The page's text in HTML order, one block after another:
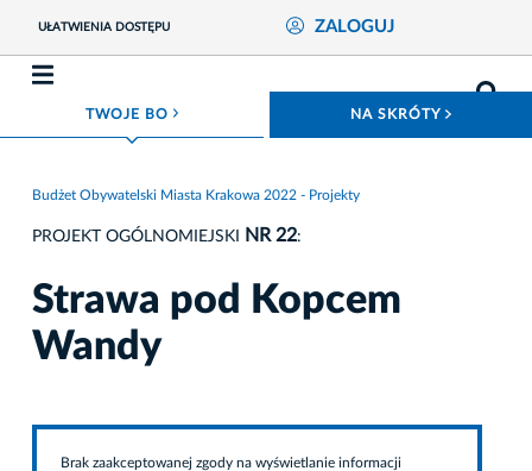
UŁATWIENIA DOSTĘPU ZALOGUJ
TWOJE BO ROZWIŃ MENU NA SKRÓTY
Budżet Obywatelski Miasta Krakowa 2022 - Projekty
PROJEKT OGÓLNOMIEJSKI NR 22:
Strawa pod Kopcem
Wandy
Brak zaakceptowanej zgody na wyświetlanie informacji